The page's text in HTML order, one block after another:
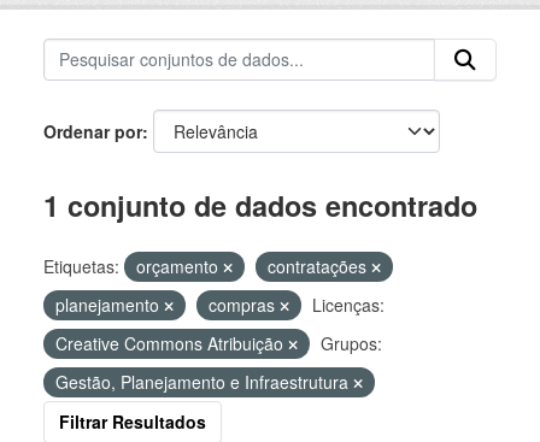
Ordenar por
1 conjunto de dados encontrado
Etiquetas: orçamento
contratações
planejamento
compras
Licenças:
Creative Commons Atribuição
Grupos:
Gestão, Planejamento e Infraestrutura
Filtrar Resultados